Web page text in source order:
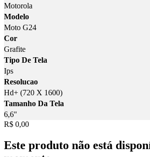
Motorola
Modelo
Moto G24
Cor
Grafite
Tipo De Tela
Ips
Resolucao
Hd+ (720 X 1600)
Tamanho Da Tela
6,6"
Price:
R$ 0,00
Este produto não está